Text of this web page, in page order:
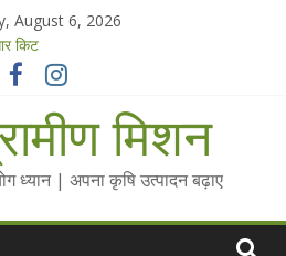
August 6, 2026
किट
@ 2025 for Sahaj Krishi Promotions
Abhiyaan - 2025-26
Vibrated Water मिशन
ध्यान | अपना कृषि उत्पादन बढ़ाए